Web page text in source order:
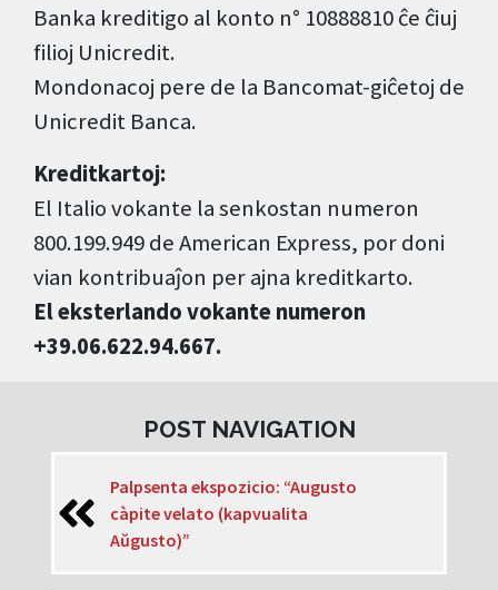
Banka kreditigo al konto n° 10888810 ĉe ĉiuj
filioj Unicredit.
Mondonacoj pere de la Bancomat-giĉetoj de
Unicredit Banca.
Kreditkartoj:
El Italio vokante la senkostan numeron
800.199.949 de American Express, por doni
vian kontribuaĵon per ajna kreditkarto.
El eksterlando vokante numeron
+39.06.622.94.667.
POST NAVIGATION
Palpsenta ekspozicio: “Augusto
càpite velato (kapvualita
Aŭgusto)”